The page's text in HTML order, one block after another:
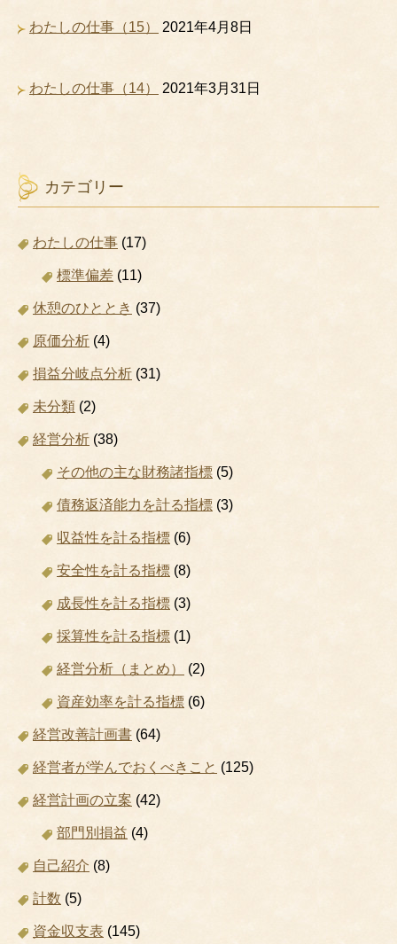
わたしの仕事（15） 2021年4月8日
わたしの仕事（14） 2021年3月31日
カテゴリー
わたしの仕事 (17)
標準偏差 (11)
休憩のひととき (37)
原価分析 (4)
損益分岐点分析 (31)
未分類 (2)
経営分析 (38)
その他の主な財務諸指標 (5)
債務返済能力を計る指標 (3)
収益性を計る指標 (6)
安全性を計る指標 (8)
成長性を計る指標 (3)
採算性を計る指標 (1)
経営分析（まとめ） (2)
資産効率を計る指標 (6)
経営改善計画書 (64)
経営者が学んでおくべきこと (125)
経営計画の立案 (42)
部門別損益 (4)
自己紹介 (8)
計数 (5)
資金収支表 (145)